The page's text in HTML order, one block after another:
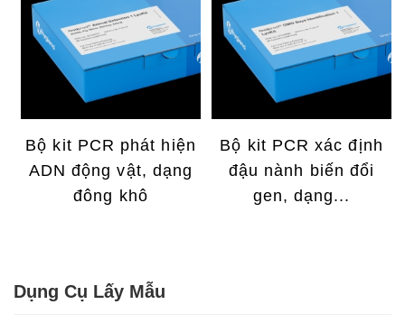
Bộ kit PCR phát hiện
ADN động vật, dạng
đông khô
Bộ kit PCR xác định
đậu nành biến đổi
gen, dạng...
Dụng Cụ Lấy Mẫu